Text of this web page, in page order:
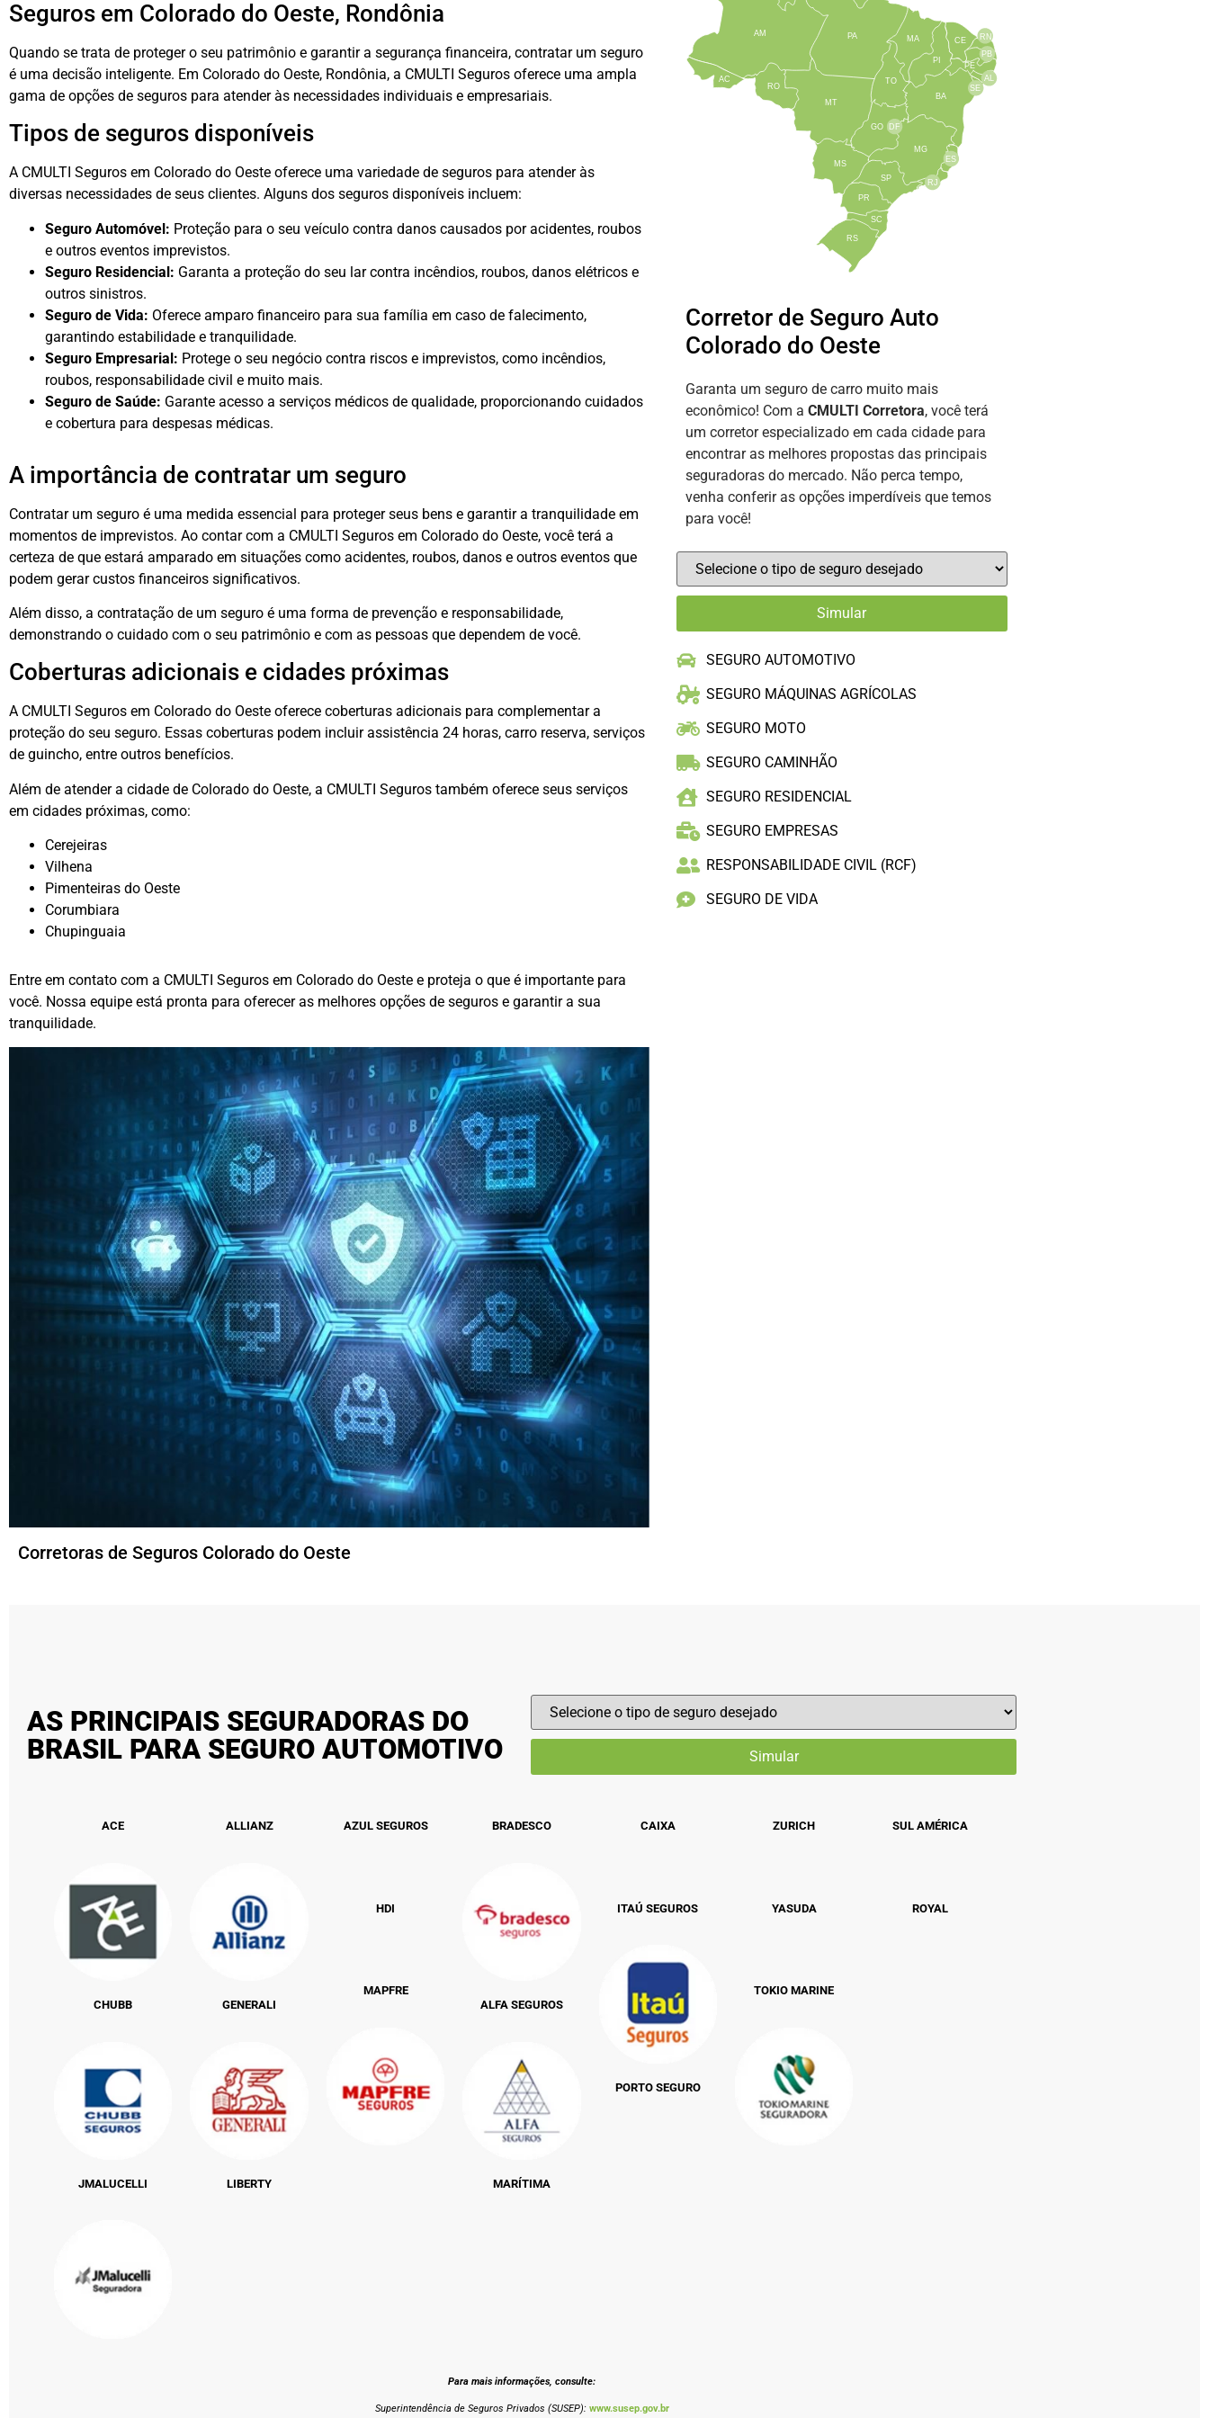
Seguros em Colorado do Oeste, Rondônia
Quando se trata de proteger o seu patrimônio e garantir a segurança financeira, contratar um seguro
é uma decisão inteligente. Em Colorado do Oeste, Rondônia, a CMULTI Seguros oferece uma ampla
gama de opções de seguros para atender às necessidades individuais e empresariais.
Tipos de seguros disponíveis
A CMULTI Seguros em Colorado do Oeste oferece uma variedade de seguros para atender às
diversas necessidades de seus clientes. Alguns dos seguros disponíveis incluem:
Seguro Automóvel: Proteção para o seu veículo contra danos causados ​​por acidentes, roubos
e outros eventos imprevistos.
Seguro Residencial: Garanta a proteção do seu lar contra incêndios, roubos, danos elétricos e
outros sinistros.
Seguro de Vida: Oferece amparo financeiro para sua família em caso de falecimento,
garantindo estabilidade e tranquilidade.
Seguro Empresarial: Protege o seu negócio contra riscos e imprevistos, como incêndios,
roubos, responsabilidade civil e muito mais.
Seguro de Saúde: Garante acesso a serviços médicos de qualidade, proporcionando cuidados
e cobertura para despesas médicas.
A importância de contratar um seguro
Contratar um seguro é uma medida essencial para proteger seus bens e garantir a tranquilidade em
momentos de imprevistos. Ao contar com a CMULTI Seguros em Colorado do Oeste, você terá a
certeza de que estará amparado em situações como acidentes, roubos, danos e outros eventos que
podem gerar custos financeiros significativos.
Além disso, a contratação de um seguro é uma forma de prevenção e responsabilidade,
demonstrando o cuidado com o seu patrimônio e com as pessoas que dependem de você.
Coberturas adicionais e cidades próximas
A CMULTI Seguros em Colorado do Oeste oferece coberturas adicionais para complementar a
proteção do seu seguro. Essas coberturas podem incluir assistência 24 horas, carro reserva, serviços
de guincho, entre outros benefícios.
Além de atender a cidade de Colorado do Oeste, a CMULTI Seguros também oferece seus serviços
em cidades próximas, como:
Cerejeiras
Vilhena
Pimenteiras do Oeste
Corumbiara
Chupinguaia
Entre em contato com a CMULTI Seguros em Colorado do Oeste e proteja o que é importante para
você. Nossa equipe está pronta para oferecer as melhores opções de seguros e garantir a sua
tranquilidade.
TO
BA
SE
PE
AL
RN
CE
PI
MA
PA
AM
AC
RO
MT
MS
GO
PR
SC
RS
SP
MG
RJ
ES
DF
PB
Corretor de Seguro Auto
Colorado do Oeste
Garanta um seguro de carro muito mais
econômico! Com a CMULTI Corretora, você terá
um corretor especializado em cada cidade para
encontrar as melhores propostas das principais
seguradoras do mercado. Não perca tempo,
venha conferir as opções imperdíveis que temos
para você!
SEGURO AUTOMOTIVO
SEGURO MÁQUINAS AGRÍCOLAS
SEGURO MOTO
SEGURO CAMINHÃO
SEGURO RESIDENCIAL
SEGURO EMPRESAS
RESPONSABILIDADE CIVIL (RCF)
SEGURO DE VIDA
Corretoras de Seguros Colorado do Oeste
AS PRINCIPAIS SEGURADORAS DO
BRASIL PARA SEGURO AUTOMOTIVO
ACE
CHUBB
JMALUCELLI
ALLIANZ
GENERALI
LIBERTY
AZUL SEGUROS
HDI
MAPFRE
BRADESCO
ALFA SEGUROS
MARÍTIMA
CAIXA
ITAÚ SEGUROS
PORTO SEGURO
ZURICH
YASUDA
TOKIO MARINE
SUL AMÉRICA
ROYAL
Para mais informações, consulte:
Superintendência de Seguros Privados (SUSEP): www.susep.gov.br